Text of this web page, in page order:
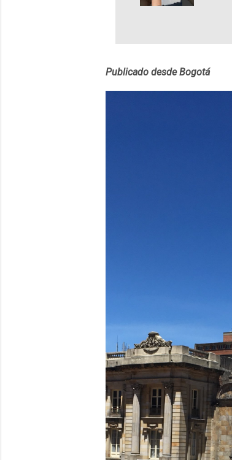
al
una
Publicado desde Bogotá